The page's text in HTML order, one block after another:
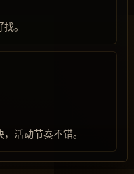
。
活动节奏不错。